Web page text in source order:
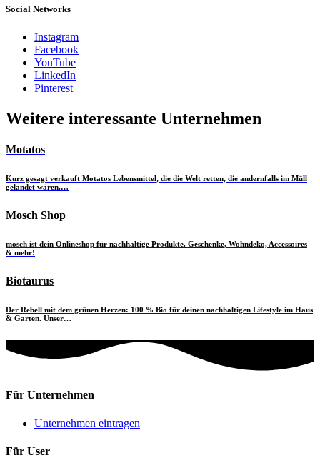
Social Networks
Instagram
Facebook
YouTube
LinkedIn
Pinterest
Weitere interessante Unternehmen
Motatos
Kurz gesagt verkauft Motatos Lebensmittel, die die Welt retten, die andernfalls im Müll
gelandet wären.…
Mosch Shop
mosch ist dein Onlineshop für nachhaltige Produkte. Geschenke, Wohndeko, Accessoires
& mehr!
Biotaurus
Der Rebell mit dem grünen Herzen: 100 % Bio für deinen nachhaltigen Lifestyle im Haus
& Garten. Unser…
Für Unternehmen
Unternehmen eintragen
Für User